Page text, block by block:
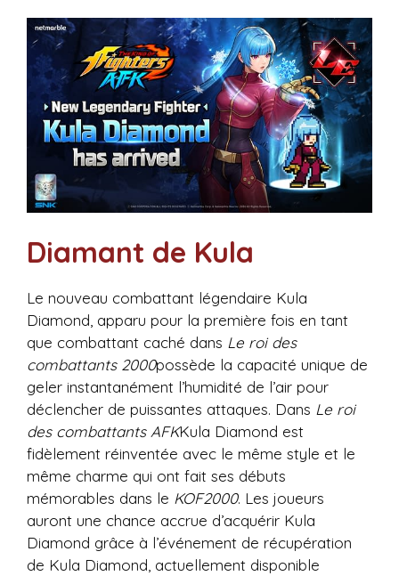
Diamant de Kula
Le nouveau combattant légendaire Kula
Diamond, apparu pour la première fois en tant
que combattant caché dans Le roi des
combattants 2000possède la capacité unique de
geler instantanément l’humidité de l’air pour
déclencher de puissantes attaques. Dans Le roi
des combattants AFKKula Diamond est
fidèlement réinventée avec le même style et le
même charme qui ont fait ses débuts
mémorables dans le KOF2000. Les joueurs
auront une chance accrue d’acquérir Kula
Diamond grâce à l’événement de récupération
de Kula Diamond, actuellement disponible